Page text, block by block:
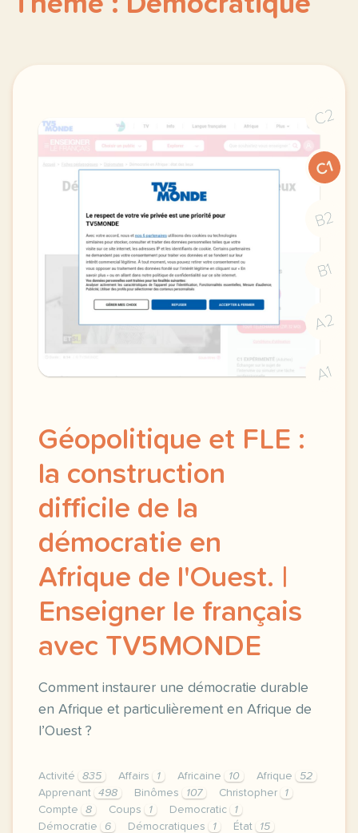
C2
C1
B2
B1
A2
A1
Géopolitique et FLE :
la construction
difficile de la
démocratie en
Afrique de l'Ouest. |
Enseigner le français
avec TV5MONDE
Comment instaurer une démocratie durable
en Afrique et particulièrement en Afrique de
l’Ouest ?
Activité 835 Affairs 1 Africaine 10 Afrique
52
Apprenant
498 Binômes 107 Christopher
1
Compte
8 Coups 1 Democratic
1
Démocratie
6 Démocratiques 1 État
15